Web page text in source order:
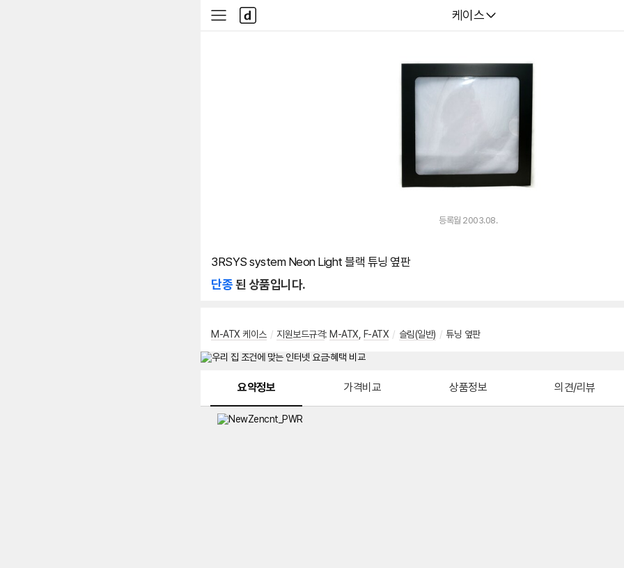
다나와
케이스
사
이
다
나
와
등록월 2003.08.
3RSYS system Neon Light 블랙 튜닝 옆판
단종된 상품입니다.
M-ATX 케이스 / 지원보드규격: M-ATX F-ATX / 슬림(일반) / 튜닝 옆판
요약정보 가격비교 상품정보 의견/리뷰